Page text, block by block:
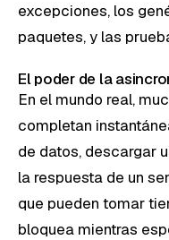
excepciones, los
paquetes, y las
El poder de la
En el mundo real,
completan
de datos, descargar
la respuesta de un
que pueden tomar
bloquea mientras